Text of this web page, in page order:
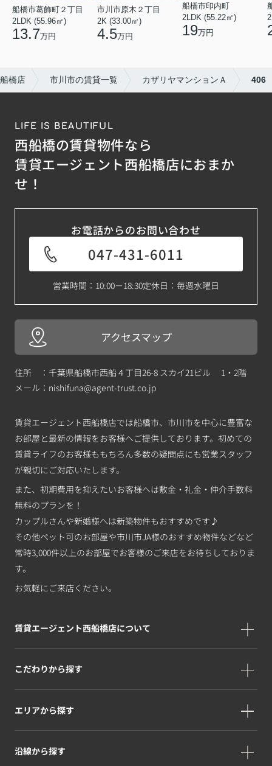
船橋市葛飾町２丁目
2LDK (55.96㎡)
13.7万円
市川市原木２丁目
2K (33.00㎡)
4.5万円
船橋市印内町
2LDK (55.22㎡)
19万円
橋店 市川市の賃貸一覧 カザリヤマンションＡ 406
LIFE IS BEAUTIFUL
西船橋の賃貸物件なら
賃貸エージェント西船橋店におまか
せ！
お電話からのお問い合わせ
047-431-6011
営業時間：10:00－18:30定休日：毎週水曜日
アクセスマップ
住所 ：千葉県船橋市西船４丁目26-8 スカイ21ビル 1・2階
メール： nishifuna@agent-trust.co.jp
賃貸エージェント西船橋店では船橋市、市川市を中心に豊富な
お部屋と最新の情報をお客様へご提供しております。初めての
賃貸ライフのお客様ももちろん多数の疑問点にも営業スタッフ
が親切にご対応いたします。
また、初期費用を抑えたいお客様へは敷金・礼金・仲介手数料
無料のプランを！
カップルさんや新婚様へは新築物件もおすすめです♪
その他ペット可のお部屋や市川市JA様のおすすめ物件などなど
常時3,000件以上のお部屋でお客様のご来店をお待ちしておりま
す。
お気軽にご来店ください。
賃貸エージェント西船橋店について
こだわりから探す
エリアから探す
沿線から探す